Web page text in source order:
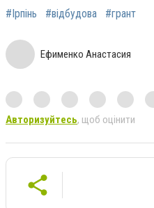
#Ірпінь
#відбудова #грант
Ефименко Анастасия
Авторизуйтесь, щоб оцінити